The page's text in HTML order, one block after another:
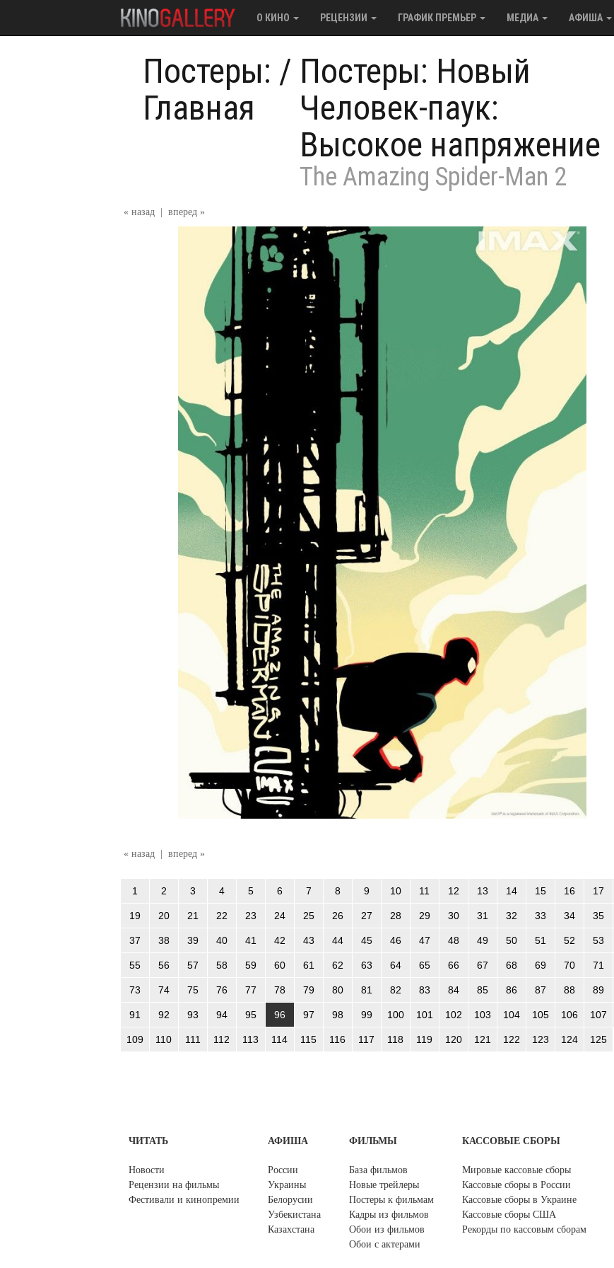
О КИНО РЕЦЕНЗИИ ГРАФИК ПРЕМЬЕР МЕДИА АФИША
Постеры:
Главная
/ Постеры: Новый
Человек-паук:
Высокое напряжение
The Amazing Spider-Man 2
« назад вперед »
« назад вперед »
1 2 3 4 5 6 7 8 9 10 11 12 13 14 15 16 17
19 20 21 22 23 24 25 26 27 28 29 30 31 32 33 34 35
37 38 39 40 41 42 43 44 45 46 47 48 49 50 51 52 53
55 56 57 58 59 60 61 62 63 64 65 66 67 68 69 70 71
73 74 75 76 77 78 79 80 81 82 83 84 85 86 87 88 89
91 92 93 94 95 96 97 98 99 100 101 102 103 104 105 106 107
109 110 111 112 113 114 115 116 117 118 119 120 121 122 123 124 125
ЧИТАТЬ
Новости
Рецензии на фильмы
Фестивали и кинопремии
АФИША
России
Украины
Белорусии
Узбекистана
Казахстана
ФИЛЬМЫ
База фильмов
Новые трейлеры
Постеры к фильмам
Кадры из фильмов
Обои из фильмов
Обои с актерами
КАССОВЫЕ СБОРЫ
Мировые кассовые сборы
Кассовые сборы в России
Кассовые сборы в Украине
Кассовые сборы США
Рекорды по кассовым сборам